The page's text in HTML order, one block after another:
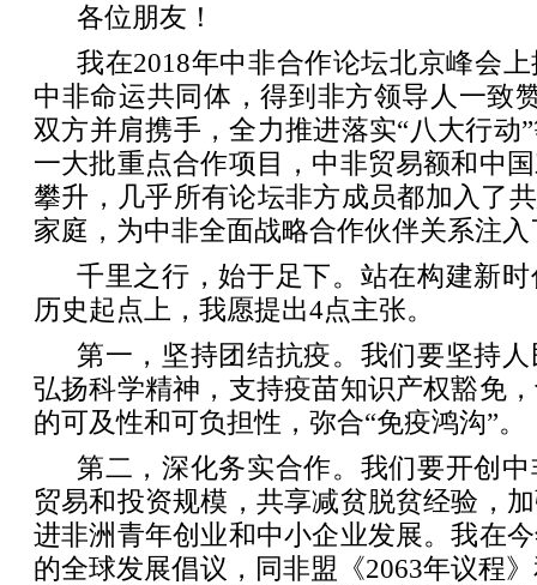
各位朋友！
我在2018年中非合作论坛北京峰会
中非命运共同体，得到非方领导人一致
双方并肩携手，全力推进落实“八大行动
一大批重点合作项目，中非贸易额和中
攀升，几乎所有论坛非方成员都加入了
家庭，为中非全面战略合作伙伴关系注
千里之行，始于足下。站在构建新
历史起点上，我愿提出4点主张。
第一，坚持团结抗疫。我们要坚持
弘扬科学精神，支持疫苗知识产权豁免
的可及性和可负担性，弥合“免疫鸿沟”。
第二，深化务实合作。我们要开创
贸易和投资规模，共享减贫脱贫经验，
进非洲青年创业和中小企业发展。我在
的全球发展倡议，同非盟《2063年议程